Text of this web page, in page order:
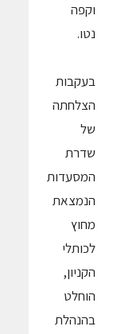
וקפה
נטו.
בעקבות
הצלחתה
של
שדרת
המסעדות
הנמצאת
מחוץ
לכותלי
הקניון,
הוחלט
בהנהלת